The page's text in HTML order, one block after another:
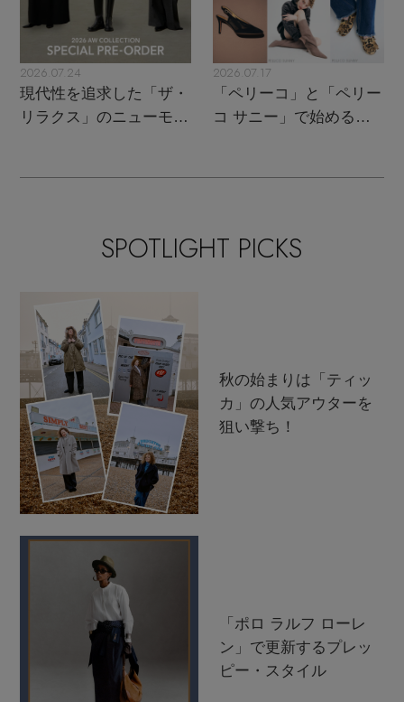
2026.07.24
現代性を追求した「ザ・
リラクス」のニューモダ
2026.07.17
「ペリーコ」と「ペリー
コ サニー」で始める秋
SPOTLIGHT PICKS
秋の始まりは「ティッ
カ」の人気アウターを
狙い撃ち！
「ポロ ラルフ ローレ
ン」で更新するプレッ
ピー・スタイル